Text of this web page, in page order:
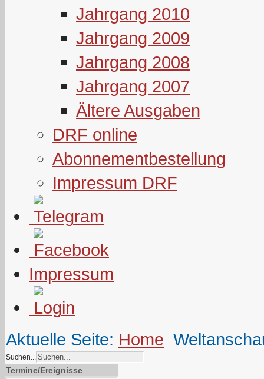
Jahrgang 2010
Jahrgang 2009
Jahrgang 2008
Jahrgang 2007
Ältere Ausgaben
DRF online
Abonnementbestellung
Impressum DRF
Impressum
Aktuelle Seite: Home
Suchen...
Termine/Ereignisse